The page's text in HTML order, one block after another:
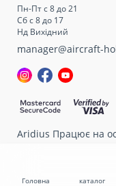
Головна каталог
Пн-Пт с 8 до 21
Сб с 8 до 17
Нд Вихідний
manager@aircraft-
Aridius Працює на